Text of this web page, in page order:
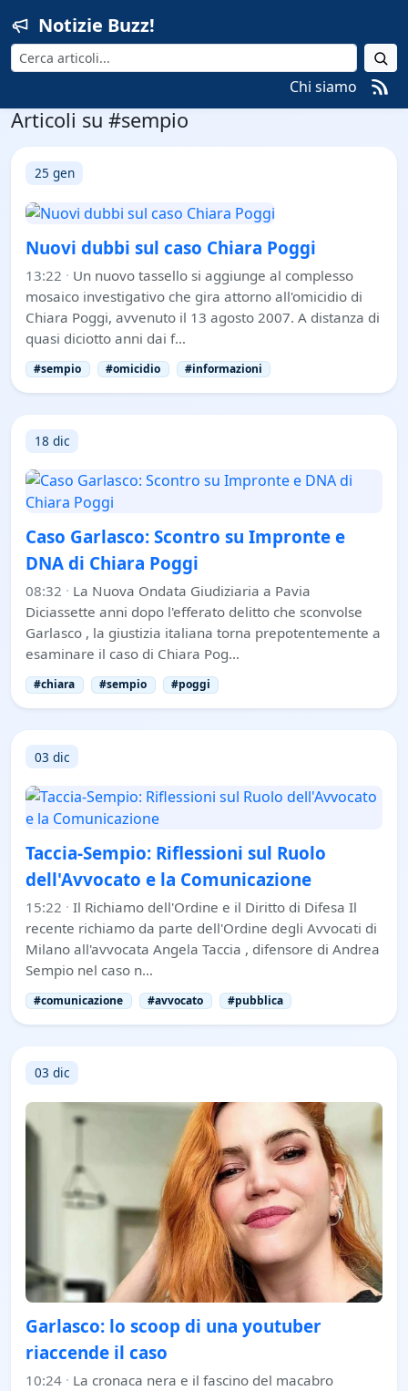
Notizie Buzz!
Cerca
Chi siamo
Articoli su #sempio
25 gen
Nuovi dubbi sul caso Chiara Poggi
13:22 · Un nuovo tassello si aggiunge al complesso
mosaico investigativo che gira attorno all'omicidio di
Chiara Poggi, avvenuto il 13 agosto 2007. A distanza di
quasi diciotto anni dai f…
#sempio #omicidio #informazioni
18 dic
Caso Garlasco: Scontro su Impronte e
DNA di Chiara Poggi
08:32 · La Nuova Ondata Giudiziaria a Pavia
Diciassette anni dopo l'efferato delitto che sconvolse
Garlasco , la giustizia italiana torna prepotentemente a
esaminare il caso di Chiara Pog…
#chiara #sempio #poggi
03 dic
Taccia-Sempio: Riflessioni sul Ruolo
dell'Avvocato e la Comunicazione
15:22 · Il Richiamo dell'Ordine e il Diritto di Difesa Il
recente richiamo da parte dell'Ordine degli Avvocati di
Milano all'avvocata Angela Taccia , difensore di Andrea
Sempio nel caso n…
#comunicazione #avvocato #pubblica
03 dic
Garlasco: lo scoop di una youtuber
riaccende il caso
10:24 · La cronaca nera e il fascino del macabro